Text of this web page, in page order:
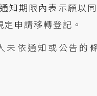
知期限內表示願以
申請移轉登記。
未依通知或公告的